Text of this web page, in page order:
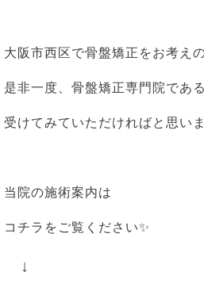
大阪市西区で骨盤矯正をお考えの
是非一度、骨盤矯正専門院であ
受けてみていただければと思い
当院の施術案内は
コチラをご覧ください✨
↓